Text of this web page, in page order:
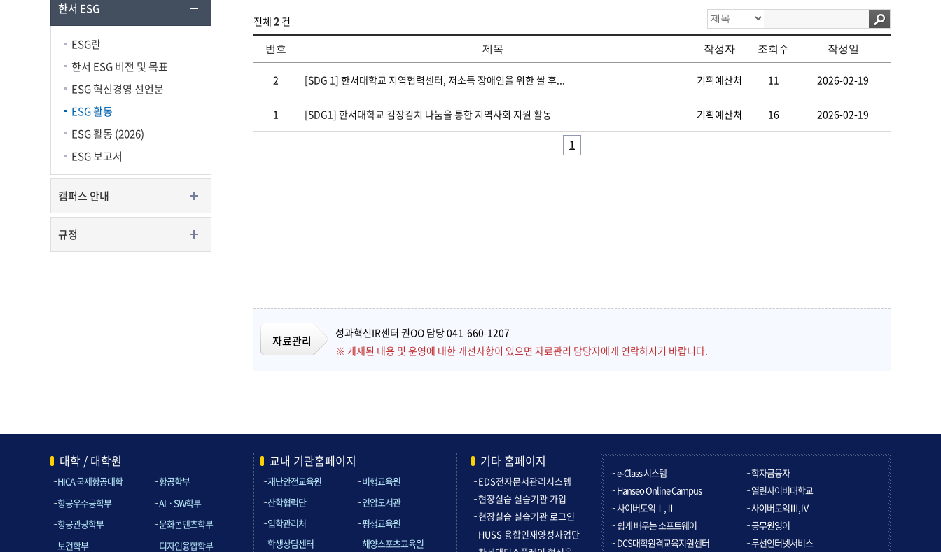
한서 ESG
ESG란
한서 ESG 비전 및 목표
ESG 혁신경영 선언문
ESG 활동
ESG 활동 (2026)
ESG 보고서
캠퍼스 안내
규정
전체 2 건
번호 제목 작성자 조회수 작성일
2 [SDG 1] 한서대학교 지역협력센터, 저소득 장애인을 위한 쌀 후... 기획예산처 11 2026-02-19
1 [SDG1] 한서대학교 김장김치 나눔을 통한 지역사회 지원 활동 기획예산처 16 2026-02-19
1
자료관리
성과혁신IR센터 권OO 담당 041-660-1207
※ 게재된 내용 및 운영에 대한 개선사항이 있으면 자료관리 담당자에게 연락하시기 바랍니다.
대학 / 대학원
HICA 국제항공대학
항공학부
항공우주공학부
AIㆍSW학부
항공관광학부
문화콘텐츠학부
보건학부
디자인융합학부
교내 기관홈페이지
재난안전교육원
비행교육원
산학협력단
연암도서관
입학관리처
평생교육원
학생상담센터
해양스포츠교육원
기타 홈페이지
EDS전자문서관리시스템
현장실습 실습기관 가입
현장실습 실습기관 로그인
HUSS 융합인재양성사업단
e-Class 시스템
학자금융자
Hanseo Online Campus
열린사이버대학교
사이버토익Ⅰ,Ⅱ
사이버토익Ⅲ,Ⅳ
쉽게 배우는 소프트웨어
공무원영어
DCS대학원격교육지원센터
무선인터넷서비스